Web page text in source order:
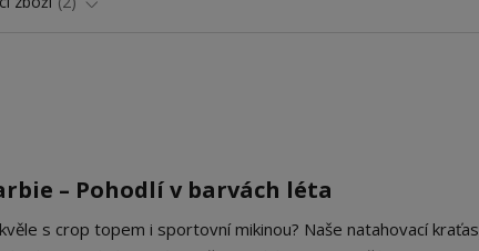
– Pohodlí v barvách léta
s crop topem i sportovní mikinou? Naše natahovací